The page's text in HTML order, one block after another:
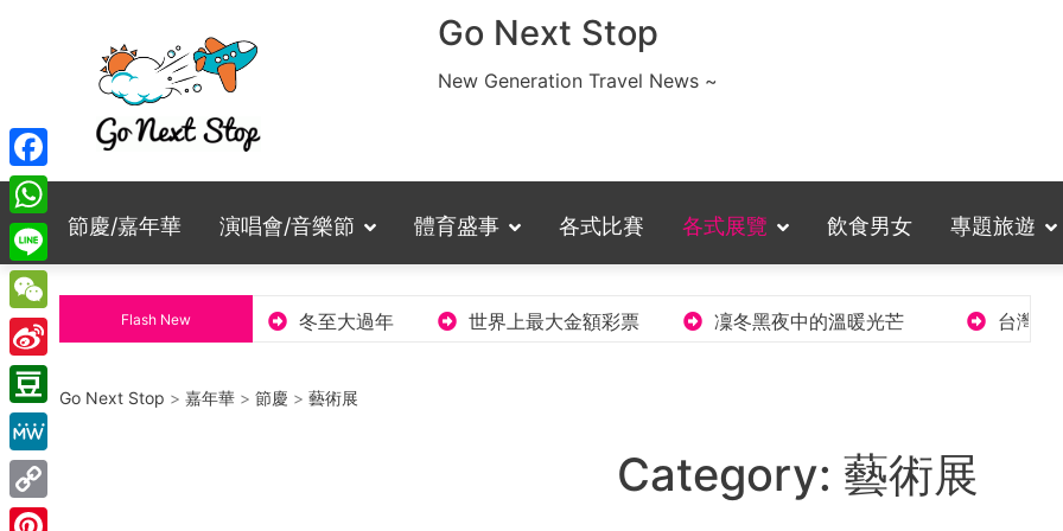
Go Next Stop
New Generation Travel News ~
節慶/嘉年華 演唱會/音樂節 體育盛事 各式比賽 各式展覽 飲食男女 專題旅遊
Flash New
半島的『驅懶節』 冬至大過年 世界上最大金額彩票 凜冬黑夜中的溫暖光芒 台灣北天燈
Go Next Stop > 嘉年華 > 節慶 > 藝術展
Category: 藝術展
Facebook
WhatsApp
Line
WeChat
Sina
Weibo
Douban
MeWe
Copy